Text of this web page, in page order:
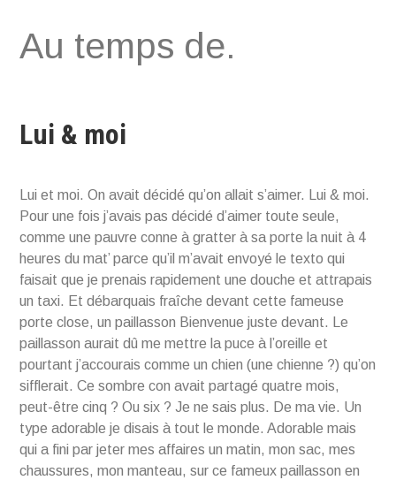
au
Au temps de.
Lui & moi
Lui et moi. On avait décidé qu’on allait s’aimer. Lui & moi.
Pour une fois j’avais pas décidé d’aimer toute seule,
comme une pauvre conne à gratter à sa porte la nuit à 4
heures du mat’ parce qu’il m’avait envoyé le texto qui
faisait que je prenais rapidement une douche et attrapais
un taxi. Et débarquais fraîche devant cette fameuse
porte close, un paillasson Bienvenue juste devant. Le
paillasson aurait dû me mettre la puce à l’oreille et
pourtant j’accourais comme un chien (une chienne ?) qu’on
sifflerait. Ce sombre con avait partagé quatre mois,
peut-être cinq ? Ou six ? Je ne sais plus. De ma vie. Un
type adorable je disais à tout le monde. Adorable mais
qui a fini par jeter mes affaires un matin, mon sac, mes
chaussures, mon manteau, sur ce fameux paillasson en